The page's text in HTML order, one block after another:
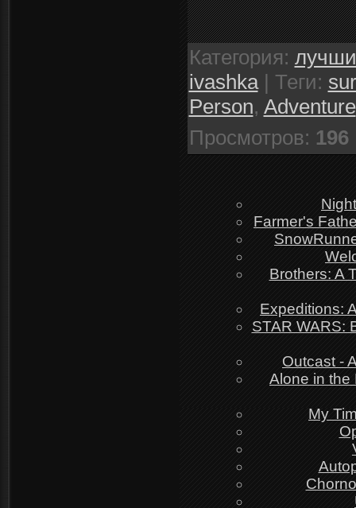
Категория:
ivashka| Теги:
Person, Adventure
Просмотров: 196
Farmer's
Brothers: A
Expeditions:
STAR WARS:
Outcast -
Alone in the
My